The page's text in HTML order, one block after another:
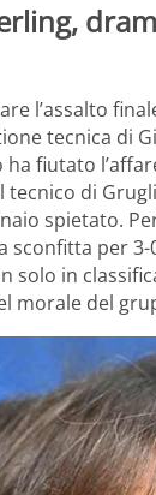
l’assalto
tecnica di
ha fiutato
di
spietato.
per
solo in
morale del